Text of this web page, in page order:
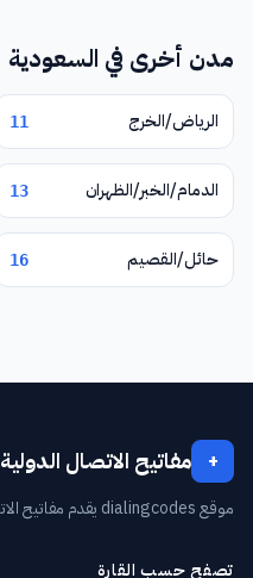
مدن أخرى في السعودية
الرياض/الخرج 11
الدمام/الخبر/الظهران 13
حائل/القصيم 16
+ مفاتيح الاتصال الدولية
موقع dialingcodes يقدم مفاتيح الاتصال الدولية ومعلومات الدول مجاناً.
تصفح حسب القارة